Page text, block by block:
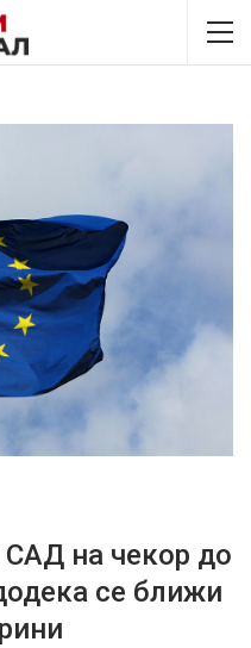
САД на чекор до
се ближи